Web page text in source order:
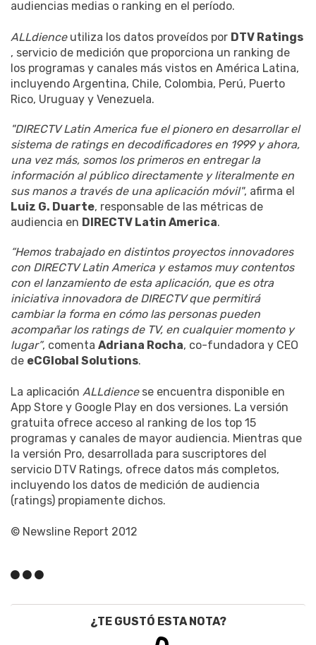
audiencias medias o ranking en el período.
ALLdience utiliza los datos proveídos por DTV Ratings
, servicio de medición que proporciona un ranking de
los programas y canales más vistos en América Latina,
incluyendo Argentina, Chile, Colombia, Perú, Puerto
Rico, Uruguay y Venezuela.
"DIRECTV Latin America fue el pionero en desarrollar el
sistema de ratings en decodificadores en 1999 y ahora,
una vez más, somos los primeros en entregar la
información al público directamente y literalmente en
sus manos a través de una aplicación móvil", afirma el
Luiz G. Duarte, responsable de las métricas de
audiencia en DIRECTV Latin America.
“Hemos trabajado en distintos proyectos innovadores
con DIRECTV Latin America y estamos muy contentos
con el lanzamiento de esta aplicación, que es otra
iniciativa innovadora de DIRECTV que permitirá
cambiar la forma en cómo las personas pueden
acompañar los ratings de TV, en cualquier momento y
lugar”, comenta Adriana Rocha, co-fundadora y CEO
de eCGlobal Solutions.
La aplicación ALLdience se encuentra disponible en
App Store y Google Play en dos versiones. La versión
gratuita ofrece acceso al ranking de los top 15
programas y canales de mayor audiencia. Mientras que
la versión Pro, desarrollada para suscriptores del
servicio DTV Ratings, ofrece datos más completos,
incluyendo los datos de medición de audiencia
(ratings) propiamente dichos.
© Newsline Report 2012
¿TE GUSTÓ ESTA NOTA?